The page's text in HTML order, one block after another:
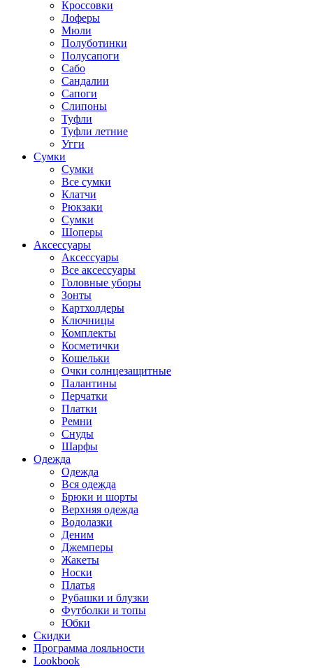
Кроссовки
Лоферы
Мюли
Полуботинки
Полусапоги
Сабо
Сандалии
Сапоги
Слипоны
Туфли
Туфли летние
Угги
Сумки
Сумки
Все сумки
Клатчи
Рюкзаки
Сумки
Шоперы
Аксессуары
Аксессуары
Все аксессуары
Головные уборы
Зонты
Картхолдеры
Ключницы
Комплекты
Косметички
Кошельки
Очки солнцезащитные
Палантины
Перчатки
Платки
Ремни
Снуды
Шарфы
Одежда
Одежда
Вся одежда
Брюки и шорты
Верхняя одежда
Водолазки
Деним
Джемперы
Жакеты
Носки
Платья
Рубашки и блузки
Футболки и топы
Юбки
Скидки
Программа лояльности
Lookbook